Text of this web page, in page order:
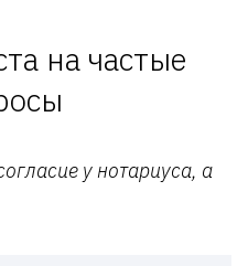
на частые
у нотариуса, а